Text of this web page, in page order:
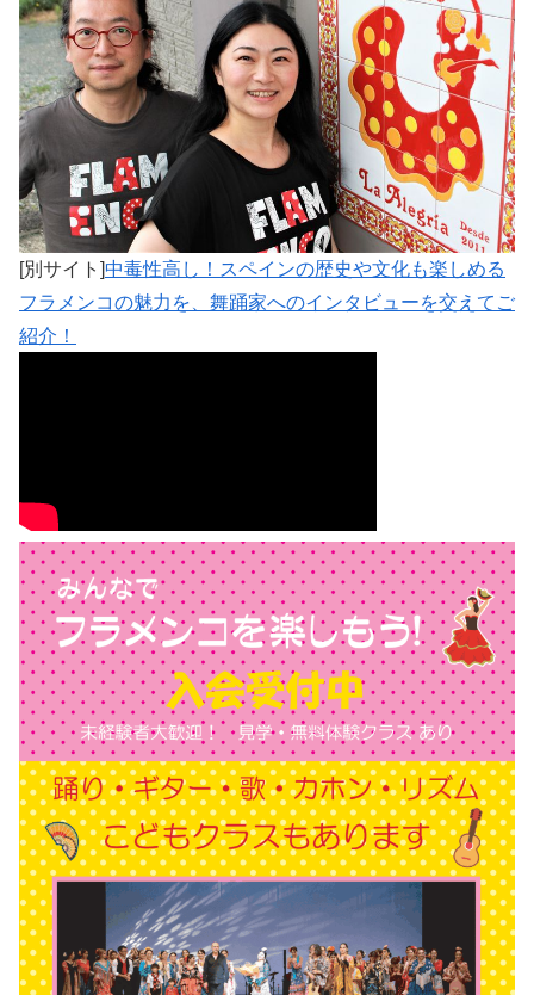
[別サイト]中毒性高し！スペインの歴史や文化も楽しめる
フラメンコの魅力を、舞踊家へのインタビューを交えてご
紹介！